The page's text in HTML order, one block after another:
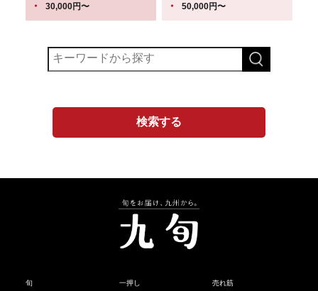
30,000円〜 50,000円〜
旬 一押し 売れ筋